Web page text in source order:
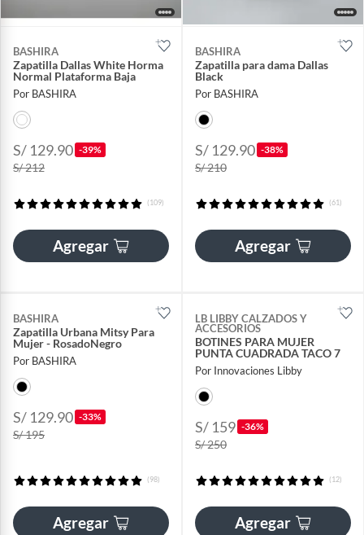
BASHIRA
Zapatilla Dallas White Horma
Normal Plataforma Baja
Por BASHIRA
S/ 129.90 -39%
S/ 212
(109)
Agregar
BASHIRA
Zapatilla para dama Dallas
Black
Por BASHIRA
S/ 129.90 -38%
S/ 210
(61)
Agregar
BASHIRA
Zapatilla Urbana Mitsy Para
Mujer - RosadoNegro
Por BASHIRA
S/ 129.90 -33%
S/ 195
(98)
Agregar
LB LIBBY CALZADOS Y
ACCESORIOS
BOTINES PARA MUJER
PUNTA CUADRADA TACO 7
Por Innovaciones Libby
S/ 159 -36%
S/ 250
(12)
Agregar